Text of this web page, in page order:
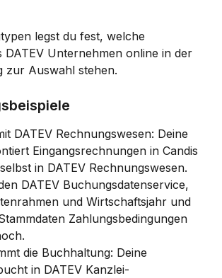
legst du fest, welche
DATEV Unternehmen online in der
zur Auswahl stehen.
DATEV Rechnungswesen: Deine
Eingangsrechnungen in Candis
in DATEV Rechnungswesen.
DATEV Buchungsdatenservice,
und Wirtschaftsjahr und
Zahlungsbedingungen
die Buchhaltung: Deine
in DATEV Kanzlei-